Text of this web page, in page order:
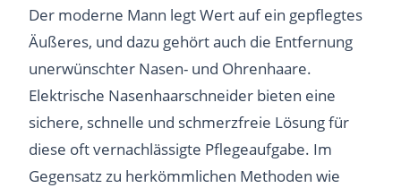
Der moderne Mann legt Wert auf ein gepflegtes
Äußeres, und dazu gehört auch die Entfernung
unerwünschter Nasen- und Ohrenhaare.
Elektrische Nasenhaarschneider bieten eine
sichere, schnelle und schmerzfreie Lösung für
diese oft vernachlässigte Pflegeaufgabe. Im
Gegensatz zu herkömmlichen Methoden wie